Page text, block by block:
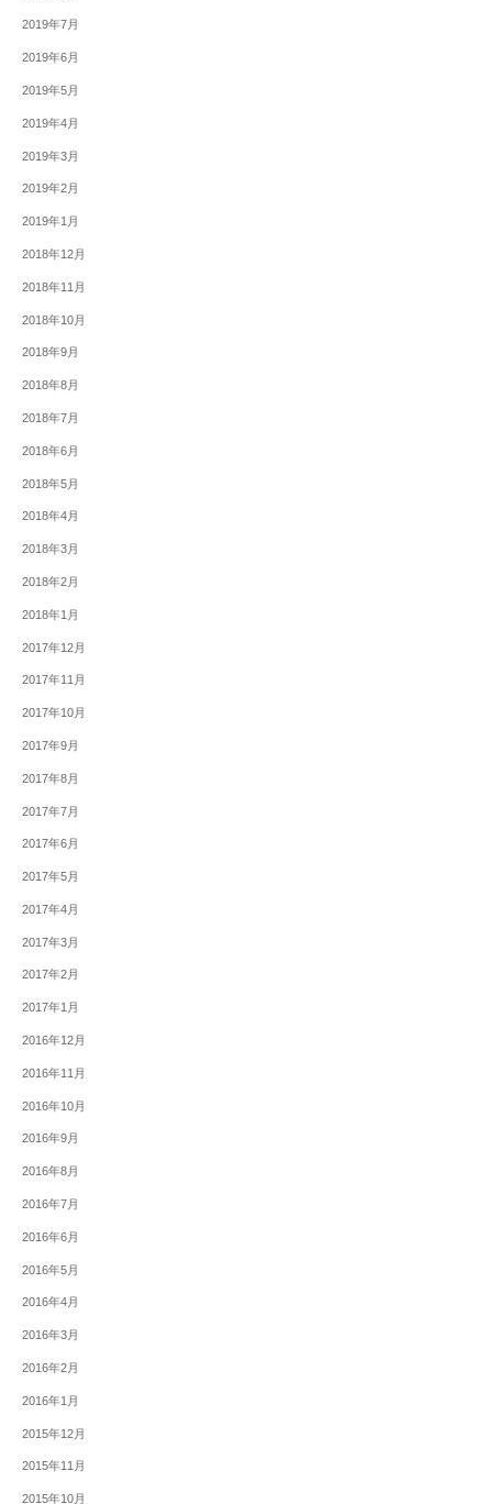
2019年7月
2019年6月
2019年5月
2019年4月
2019年3月
2019年2月
2019年1月
2018年12月
2018年11月
2018年10月
2018年9月
2018年8月
2018年7月
2018年6月
2018年5月
2018年4月
2018年3月
2018年2月
2018年1月
2017年12月
2017年11月
2017年10月
2017年9月
2017年8月
2017年7月
2017年6月
2017年5月
2017年4月
2017年3月
2017年2月
2017年1月
2016年12月
2016年11月
2016年10月
2016年9月
2016年8月
2016年7月
2016年6月
2016年5月
2016年4月
2016年3月
2016年2月
2016年1月
2015年12月
2015年11月
2015年10月